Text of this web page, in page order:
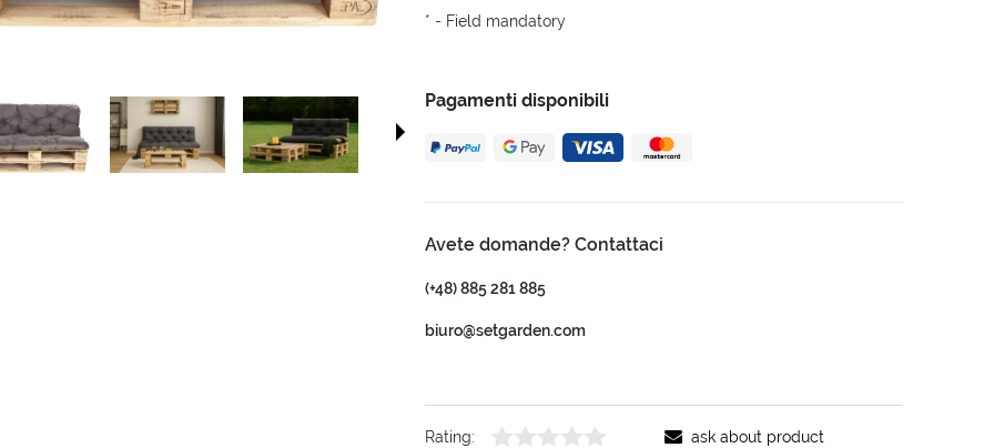
Pagamenti disponibili
Avete domande? Contattaci
(+48) 885 281 885
biuro@setgarden.com
* - Field mandatory
Rating:
ask about product